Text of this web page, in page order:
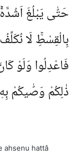
حَتّٰى يَبْلُغَ اَشُدَّهُۚ
بِالْقِسْطِۚ لَا
فَاعْدِلُوا وَلَوْ
ذٰلِكُمْ وَصّٰيكُمْ
ahsenu hattâ